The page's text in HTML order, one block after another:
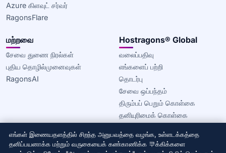
Azure கிளவுட் சர்வர்
RagonsFlare
மற்றவை
சேவை துணை நிரல்கள்
புதிய தொழில்முனைவுகள்
RagonsAI
Hostragons® Global
வலைப்பதிவு
எங்களைப் பற்றி
தொடர்பு
சேவை ஒப்பந்தம்
திரும்பப் பெறும் கொள்கை
தனியுரிமைக் கொள்கை
© 2020–2026 Hostragons® Global —Draconis Infrastructure,
எங்கள் இணையதளத்தில் சிறந்த அனுபவத்தை வழங்க, உள்ளடக்கத்தை
தனிப்பயனாக்க மற்றும் வருகையைக் கண்காணிக்க 쿠க்கிக்களை